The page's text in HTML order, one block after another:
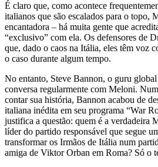
É claro que, como acontece
italianos que são escalados para o topo,
encantadora – há muita gente que
“exclusivo” com ela. Os defensores de
que, dado o caos na Itália, eles têm voz
o caso durante algum tempo.
No entanto, Steve Bannon, o guru
conversa regularmente com Meloni.
contar sua história, Bannon acabou de
italiana inédita em seu programa “War
justifica a questão: quem é a verdadeira
líder do partido responsável que segue
transformar os Irmãos de Itália num
amiga de Viktor Orban em Roma? Só o